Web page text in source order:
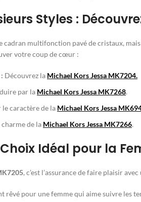
Styles :
cadran multifonction pavé de cristaux,
votre coup de cœur :
Découvrez la Michael Kors Jessa MK7204.
par la Michael Kors Jessa MK7268.
caractère de la Michael Kors Jessa
charme de la Michael Kors Jessa MK7266.
Idéal pour la
, c’est l’assurance de faire plaisir
rêvé pour une femme qui aime suivre les